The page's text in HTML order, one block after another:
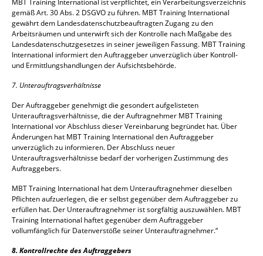
MBT Training International ist verpflichtet, ein Verarbeitungsverzeichnis
gemäß Art. 30 Abs. 2 DSGVO zu führen. MBT Training International
gewährt dem Landesdatenschutzbeauftragten Zugang zu den
Arbeitsräumen und unterwirft sich der Kontrolle nach Maßgabe des
Landesdatenschutzgesetzes in seiner jeweiligen Fassung. MBT Training
International informiert den Auftraggeber unverzüglich über Kontroll-
und Ermittlungshandlungen der Aufsichtsbehörde.
7. Unterauftragsverhältnisse
Der Auftraggeber genehmigt die gesondert aufgelisteten
Unterauftragsverhältnisse, die der Auftragnehmer MBT Training
International vor Abschluss dieser Vereinbarung begründet hat. Über
Änderungen hat MBT Training International den Auftraggeber
unverzüglich zu informieren. Der Abschluss neuer
Unterauftragsverhältnisse bedarf der vorherigen Zustimmung des
Auftraggebers.
MBT Training International hat dem Unterauftragnehmer dieselben
Pflichten aufzuerlegen, die er selbst gegenüber dem Auftraggeber zu
erfüllen hat. Der Unterauftragnehmer ist sorgfältig auszuwählen. MBT
Training International haftet gegenüber dem Auftraggeber
vollumfänglich für Datenverstöße seiner Unterauftragnehmer.“
8. Kontrollrechte des Auftraggebers